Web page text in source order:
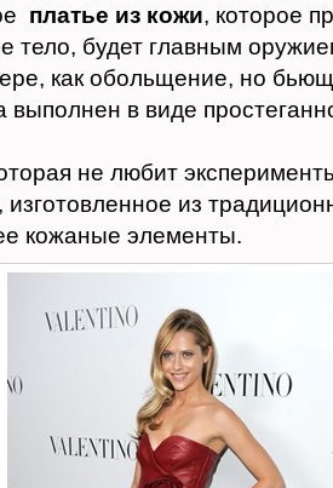
платье из кожи, которое
тело, будет главным
как обольщение, но
выполнен в виде
не любит
из
кожаные элементы.